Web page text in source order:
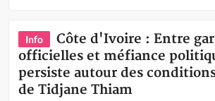
Info
Côte d'Ivoire : Entre
officielles et méfiance
persiste autour des
de Tidjane Thiam